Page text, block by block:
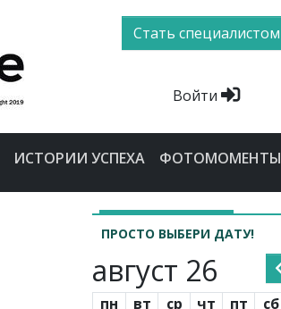
Стать специалистом
Войти
ИСТОРИИ УСПЕХА ФОТОМОМЕНТЫ
ПРОСТО ВЫБЕРИ ДАТУ!
август 26
пн вт ср чт пт сб